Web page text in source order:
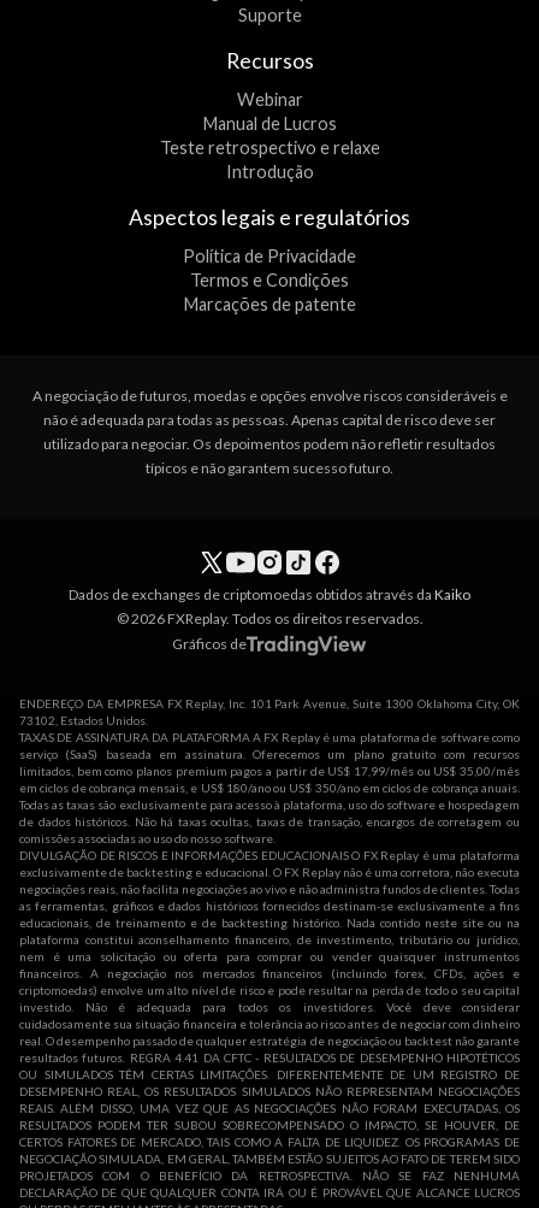
Suporte
Recursos
Webinar
Manual de Lucros
Teste retrospectivo e relaxe
Introdução
Aspectos legais e regulatórios
Política de Privacidade
Termos e Condições
Marcações de patente
A negociação de futuros, moedas e opções envolve riscos consideráveis e
não é adequada para todas as pessoas. Apenas capital de risco deve ser
utilizado para negociar. Os depoimentos podem não refletir resultados
típicos e não garantem sucesso futuro.
Dados de exchanges de criptomoedas obtidos através da Kaiko
© 2026 FXReplay. Todos os direitos reservados.
Gráficos de
ENDEREÇO DA EMPRESA FX Replay, Inc. 101 Park Avenue, Suite 1300 Oklahoma City, OK
73102, Estados Unidos.
TAXAS DE ASSINATURA DA PLATAFORMA A FX Replay é uma plataforma de software como
serviço (SaaS) baseada em assinatura. Oferecemos um plano gratuito com recursos
limitados, bem como planos premium pagos a partir de US$ 17,99/mês ou US$ 35,00/mês
em ciclos de cobrança mensais, e US$ 180/ano ou US$ 350/ano em ciclos de cobrança anuais.
Todas as taxas são exclusivamente para acesso à plataforma, uso do software e hospedagem
de dados históricos. Não há taxas ocultas, taxas de transação, encargos de corretagem ou
comissões associadas ao uso do nosso software.
DIVULGAÇÃO DE RISCOS E INFORMAÇÕES EDUCACIONAIS O FX Replay é uma plataforma
exclusivamente de backtesting e educacional. O FX Replay não é uma corretora, não executa
negociações reais, não facilita negociações ao vivo e não administra fundos de clientes. Todas
as ferramentas, gráficos e dados históricos fornecidos destinam-se exclusivamente a fins
educacionais, de treinamento e de backtesting histórico. Nada contido neste site ou na
plataforma constitui aconselhamento financeiro, de investimento, tributário ou jurídico,
nem é uma solicitação ou oferta para comprar ou vender quaisquer instrumentos
financeiros. A negociação nos mercados financeiros (incluindo forex, CFDs, ações e
criptomoedas) envolve um alto nível de risco e pode resultar na perda de todo o seu capital
investido. Não é adequada para todos os investidores. Você deve considerar
cuidadosamente sua situação financeira e tolerância ao risco antes de negociar com dinheiro
real. O desempenho passado de qualquer estratégia de negociação ou backtest não garante
resultados futuros. REGRA 4.41 DA CFTC - RESULTADOS DE DESEMPENHO HIPOTÉTICOS
OU SIMULADOS TÊM CERTAS LIMITAÇÕES. DIFERENTEMENTE DE UM REGISTRO DE
DESEMPENHO REAL, OS RESULTADOS SIMULADOS NÃO REPRESENTAM NEGOCIAÇÕES
REAIS. ALÉM DISSO, UMA VEZ QUE AS NEGOCIAÇÕES NÃO FORAM EXECUTADAS, OS
RESULTADOS PODEM TER SUBOU SOBRECOMPENSADO O IMPACTO, SE HOUVER, DE
CERTOS FATORES DE MERCADO, TAIS COMO A FALTA DE LIQUIDEZ. OS PROGRAMAS DE
NEGOCIAÇÃO SIMULADA, EM GERAL, TAMBÉM ESTÃO SUJEITOS AO FATO DE TEREM SIDO
PROJETADOS COM O BENEFÍCIO DA RETROSPECTIVA. NÃO SE FAZ NENHUMA
DECLARAÇÃO DE QUE QUALQUER CONTA IRÁ OU É PROVÁVEL QUE ALCANCE LUCROS